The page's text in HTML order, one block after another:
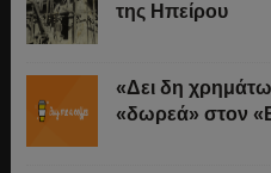
της Ηπείρου
«Δει δη
«δωρεά» στον